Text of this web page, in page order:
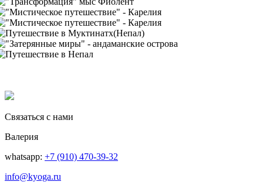
Связаться с нами
Валерия
whatsapp: +7 (910) 470-39-32
info@kyoga.ru